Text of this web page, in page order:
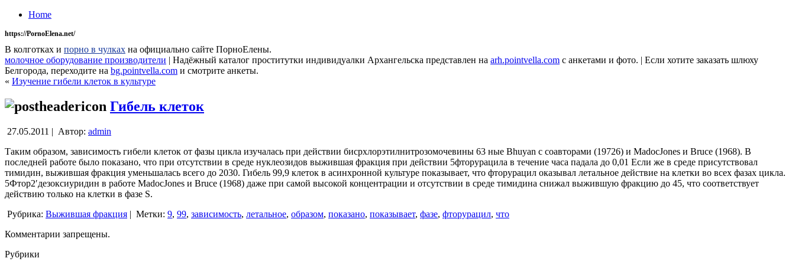
Home
https://PornoElena.net/
В колготках и порно в чулках на официально сайте ПорноЕлены.
молочное оборудование производители | Надёжный каталог проститутки индивидуалки Архангельска представлен на arh.pointvella.com с анкетами и фото. | Если хотите заказать шлюху
Белгорода, переходите на bg.pointvella.com и смотрите анкеты.
« Изучение гибели клеток в культуре
Гибель клеток
27.05.2011 | Автор: admin
Таким образом, зависимость гибели клеток от фазы цикла изучалась при действии бисрхлорэтилнитрозомочевины 63 ные Bhuyan с соавторами (19726) и MadocJones и Bruce (1968). В
последней работе было показано, что при отсутствии в среде нуклеозидов выжившая фракция при действии 5фторурацила в течение часа падала до 0,01 Если же в среде присутствовал
тимидин, выжившая фракция уменьшалась всего до 2030. Гибель 99,9 клеток в асинхронной культуре показывает, что фторурацил оказывал летальное действие на клетки во всех фазах цикла.
5Фтор2′дезоксиуридин в работе MadocJones и Bruce (1968) даже при самой высокой концентрации и отсутствии в среде тимидина снижал выжившую фракцию до 45, что соответствует
действию только на клетки в фазе S.
Рубрика: Выжившая фракция | Метки: 9, 99, зависимость, летальное, образом, показано, показывает, фазе, фторурацил, что
Комментарии запрещены.
Рубрики